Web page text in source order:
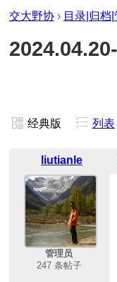
交大野协 › 目录|归档|
经典版 列表
liutianle
管理员
247 条帖子